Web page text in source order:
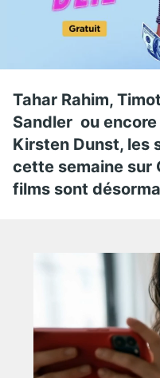
Tahar Rahim,
Sandler ou
Kirsten Dunst, les
cette semaine sur
films sont